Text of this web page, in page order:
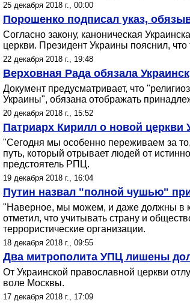
25 декабря 2018 г., 00:00
Порошенко подписал указ,
Согласно закону, каноническая
церкви. Президент Украины пояснил,
22 декабря 2018 г., 19:48
Верховная Рада обязала
Документ предусматривает, что
Украины", обязана отображать
20 декабря 2018 г., 15:52
Патриарх Кирилл о новой
"Сегодня мы особенно переживаем за
путь, который отрывает людей от
предстоятель РПЦ.
19 декабря 2018 г., 16:04
Путин назвал "полной чушью"
"Наверное, мы можем, и даже должны в
отметил, что учитывать страну и
террористические организации.
18 декабря 2018 г., 09:55
Два митрополита УПЦ лишены
От Украинской православной церкви
воле Москвы.
17 декабря 2018 г., 17:09